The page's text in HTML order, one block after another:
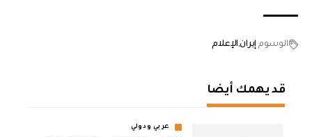
الوسوم إيران الإعلام
قد يهمك أيضا
عربي ودولي